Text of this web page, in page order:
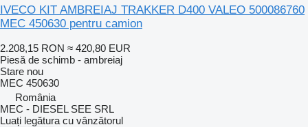
IVECO KIT AMBREIAJ TRAKKER D400 VALEO 500086760
MEC 450630 pentru camion
2.208,15 RON ≈ 420,80 EUR
Piesă de schimb - ambreiaj
Stare nou
MEC 450630
România
MEC - DIESEL SEE SRL
Luați legătura cu vânzătorul